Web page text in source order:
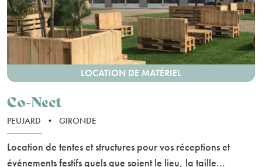
LOCATION DE MATÉRIEL
Co-Nect
PEUJARD • GIRONDE
Location de tentes et structures pour vos réceptions et
événements festifs quels que soient le lieu, la taille...